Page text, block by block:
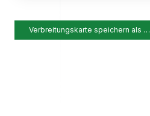
Verbreitungskarte speichern als …